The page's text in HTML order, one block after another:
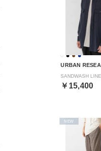
URBAN
￥15,400
NEW